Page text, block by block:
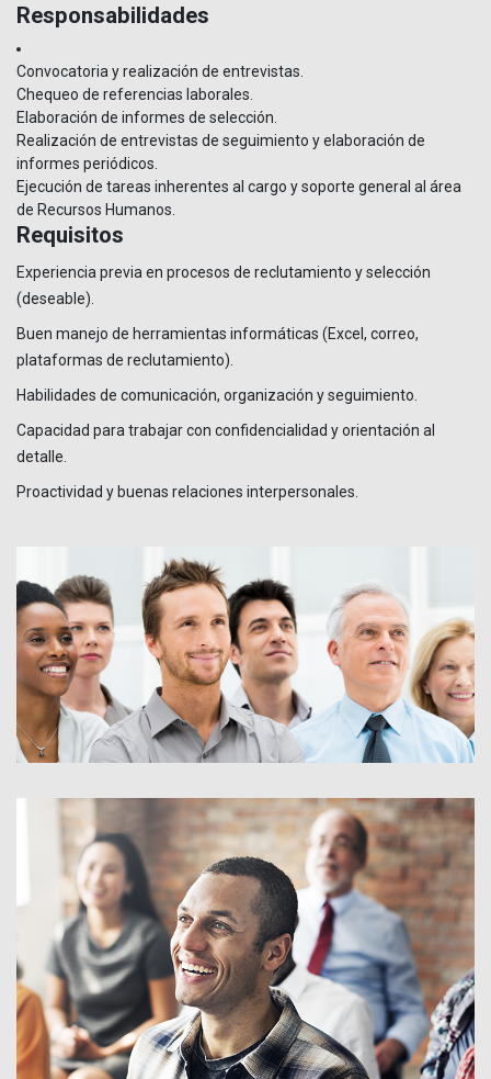
Responsabilidades
Convocatoria y realización de entrevistas.
Chequeo de referencias laborales.
Elaboración de informes de selección.
Realización de entrevistas de seguimiento y elaboración de
informes periódicos.
Ejecución de tareas inherentes al cargo y soporte general al área
de Recursos Humanos.
Requisitos
Experiencia previa en procesos de reclutamiento y selección
(deseable).
Buen manejo de herramientas informáticas (Excel, correo,
plataformas de reclutamiento).
Habilidades de comunicación, organización y seguimiento.
Capacidad para trabajar con confidencialidad y orientación al
detalle.
Proactividad y buenas relaciones interpersonales.